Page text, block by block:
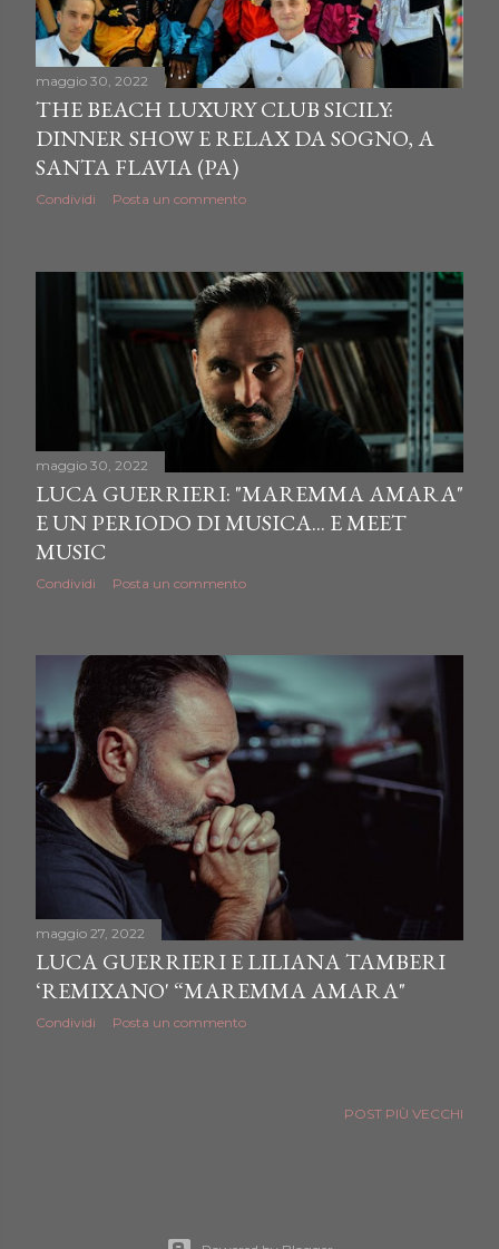
maggio 30, 2022
THE BEACH LUXURY CLUB SICILY:
DINNER SHOW E RELAX DA SOGNO, A
SANTA FLAVIA (PA)
Condividi Posta un commento
maggio 30, 2022
LUCA GUERRIERI: "MAREMMA AMARA"
E UN PERIODO DI MUSICA... E MEET
MUSIC
Condividi Posta un commento
maggio 27, 2022
LUCA GUERRIERI E LILIANA TAMBERI
‘REMIXANO' “MAREMMA AMARA"
Condividi Posta un commento
POST PIÙ VECCHI